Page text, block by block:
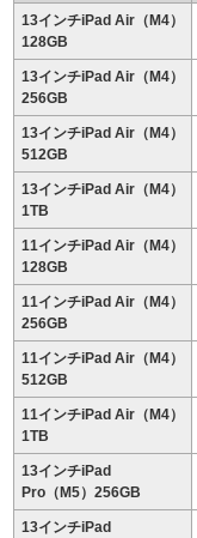
13インチiPad Air（M4）
128GB
13インチiPad Air（M4）
256GB
13インチiPad Air（M4）
512GB
13インチiPad Air（M4）
1TB
11インチiPad Air（M4）
128GB
11インチiPad Air（M4）
256GB
11インチiPad Air（M4）
512GB
11インチiPad Air（M4）
1TB
13インチiPad
Pro（M5）256GB
13インチiPad